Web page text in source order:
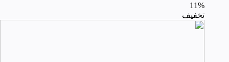
11%
تخفیف